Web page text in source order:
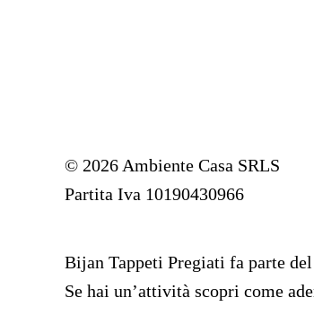
© 2026 Ambiente Casa SRLS
Partita Iva 10190430966
Bijan Tappeti Pregiati fa parte
Se hai un’attività scopri come